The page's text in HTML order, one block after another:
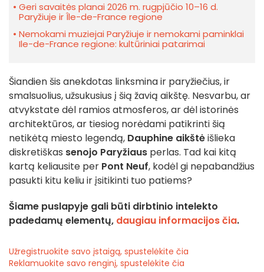
Geri savaitės planai 2026 m. rugpjūčio 10–16 d.
Paryžiuje ir Île-de-France regione
Nemokami muziejai Paryžiuje ir nemokami paminklai
Ile-de-France regione: kultūriniai patarimai
Šiandien šis anekdotas linksmina ir paryžiečius, ir
smalsuolius, užsukusius į šią žavią aikštę. Nesvarbu, ar
atvykstate dėl ramios atmosferos, ar dėl istorinės
architektūros, ar tiesiog norėdami patikrinti šią
netikėtą miesto legendą, Dauphine aikštėišlieka
diskretiškas senojo Paryžiaus perlas. Tad kai kitą
kartą keliausite per Pont Neuf, kodėl gi nepabandžius
pasukti kitu keliu ir įsitikinti tuo patiems?
Šiame puslapyje gali būti dirbtinio intelekto
padedamų elementų, daugiau informacijos čia.
Užregistruokite savo įstaigą, spustelėkite čia
Reklamuokite savo renginį, spustelėkite čia